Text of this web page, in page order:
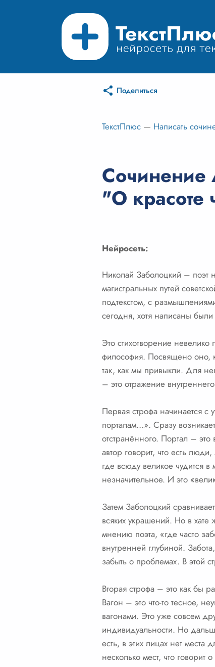
Поделиться
ТекстПлюс — Написать
Сочинение
"О красоте
Нейросеть:
Николай Заболоцкий – поэт
магистральных путей
подтекстом, с
сегодня, хотя написаны
Это стихотворение
философия. Посвящено оно,
так, как мы привыкли. Для
– это отражение
Первая строфа начинается
порталам…». Сразу
отстранённого. Портал –
автор говорит, что есть
где всюду великое чудится
незначительное. И это
Затем Заболоцкий
всяких украшений. Но в
мнению поэта, «где часто
внутренней глубиной.
забыть о проблемах. В этой
Вторая строфа – это как бы
Вагон – это что-то тесное,
вагонами. Это уже совсем
индивидуальности. Но
есть, в этих лицах нет
несколько мест, что говорит